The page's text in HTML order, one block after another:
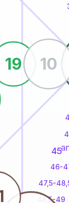
46-
47,5-
48,5-49
19 10
45